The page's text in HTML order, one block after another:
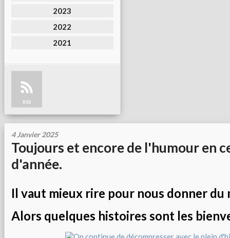
2023
2022
2021
RSS
4 Janvier 2025
Toujours et encore de l'humour en
d'année.
Il vaut mieux rire pour nous donner du
Alors quelques histoires sont les